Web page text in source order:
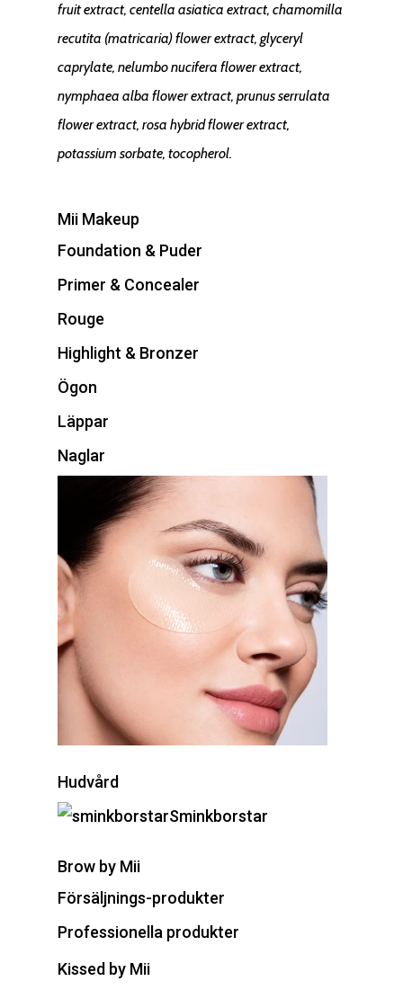
fruit extract, centella asiatica extract, chamomilla
recutita (matricaria) flower extract, glyceryl
caprylate, nelumbo nucifera flower extract,
nymphaea alba flower extract, prunus serrulata
flower extract, rosa hybrid flower extract,
potassium sorbate, tocopherol.
Mii Makeup
Foundation & Puder
Primer & Concealer
Rouge
Highlight & Bronzer
Ögon
Läppar
Naglar
Hudvård
Sminkborstar
Brow by Mii
Försäljnings-produkter
Professionella produkter
Kissed by Mii